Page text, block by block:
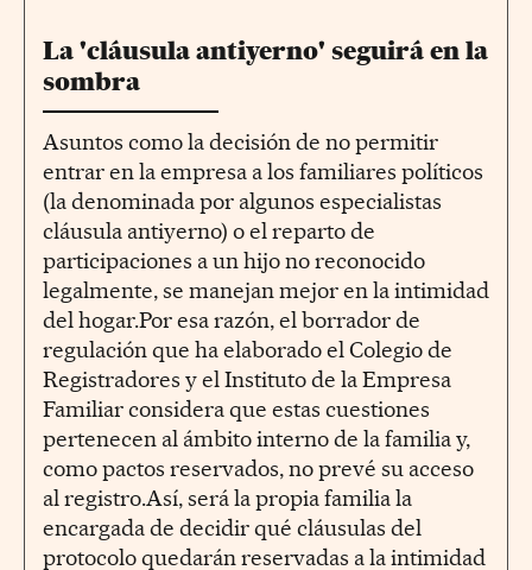
La 'cláusula antiyerno' seguirá en la
sombra
Asuntos como la decisión de no permitir
entrar en la empresa a los familiares políticos
(la denominada por algunos especialistas
cláusula antiyerno) o el reparto de
participaciones a un hijo no reconocido
legalmente, se manejan mejor en la intimidad
del hogar.Por esa razón, el borrador de
regulación que ha elaborado el Colegio de
Registradores y el Instituto de la Empresa
Familiar considera que estas cuestiones
pertenecen al ámbito interno de la familia y,
como pactos reservados, no prevé su acceso
al registro.Así, será la propia familia la
encargada de decidir qué cláusulas del
protocolo quedarán reservadas a la intimidad